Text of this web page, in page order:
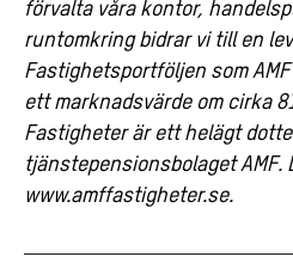
förvalta våra kontor,
runtomkring bidrar vi till en
Fastighetsportföljen som
ett marknadsvärde om cirka
Fastigheter är ett helägt
tjänstepensionsbolaget AMF.
www.amffastigheter.se.